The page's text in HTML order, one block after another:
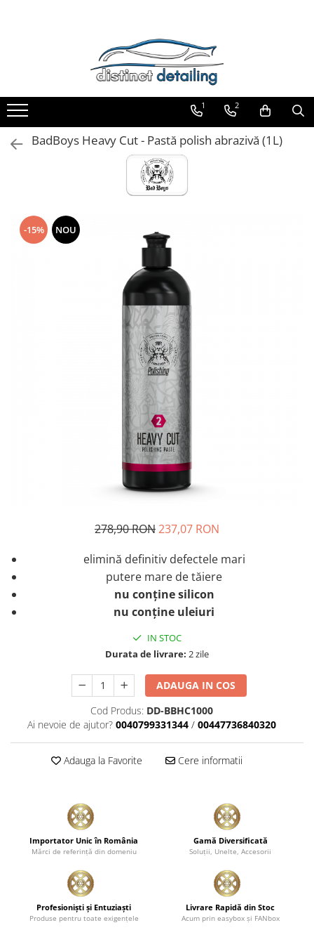
Unelte Tornador®
Piese de Schimb Tornador®
Maşini de Polishat
Talere şi Piese de Schimb
Pre-Spălare şi Spălare
Decontaminare
Paste Polish Gama Marină
Ceară Auto
Interior
Tratamente şi Întreţinere
Plastice
Odorizante
Mănuşi Spălare
Prosoape Uscare
Lavete Microfibră
Aplicatoare Microfibră
Accesorii Detailing Auto
1 2
BadBoys Heavy Cut - Pastă polish abrazivă (1L)
-15% NOU
278,90 RON237,07 RON
elimină definitiv defectele mari
putere mare de tăiere
nu conține silicon
nu conține uleiuri
IN STOC
Durata de livrare: 2 zile
ADAUGA IN COS
Cod Produs: DD-BBHC1000
Ai nevoie de ajutor? 0040799331344 / 00447736840320
Adauga la Favorite Cere informatii
Importator Unic în România
Mărci de referinţă din domeniu
Gamă Diversificată
Soluţii, Unelte, Accesorii
Profesionişti şi Entuziaşti
Produse pentru toate exigenţele
Livrare Rapidă din Stoc
Acum prin easybox şi FANbox